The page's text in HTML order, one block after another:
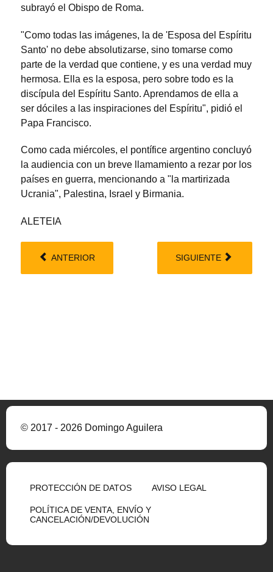
subrayó el Obispo de Roma.
"Como todas las imágenes, la de 'Esposa del Espíritu
Santo' no debe absolutizarse, sino tomarse como
parte de la verdad que contiene, y es una verdad muy
hermosa. Ella es la esposa, pero sobre todo es la
discípula del Espíritu Santo. Aprendamos de ella a
ser dóciles a las inspiraciones del Espíritu", pidió el
Papa Francisco.
Como cada miércoles, el pontífice argentino concluyó
la audiencia con un breve llamamiento a rezar por los
países en guerra, mencionando a "la martirizada
Ucrania", Palestina, Israel y Birmania.
ALETEIA
ANTERIOR SIGUIENTE
© 2017 - 2026 Domingo Aguilera
PROTECCIÓN DE DATOS AVISO LEGAL
POLÍTICA DE VENTA, ENVÍO Y
CANCELACIÓN/DEVOLUCIÓN